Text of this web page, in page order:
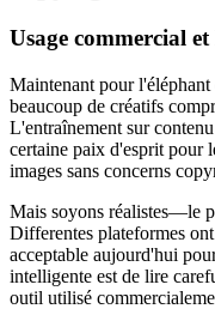
Usage commercial
Maintenant pour
beaucoup de créatifs
L'entraînement sur
certaine paix d'esprit pour
images sans concerns
Mais soyons réalistes—le
Differentes plateformes
acceptable aujourd'hui
intelligente est de lire
outil utilisé